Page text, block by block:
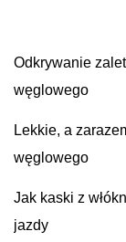
Odkrywanie
węglowego
Lekkie, a
węglowego
Jak kaski z
jazdy